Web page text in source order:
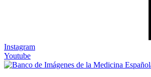
Instagram
Youtube